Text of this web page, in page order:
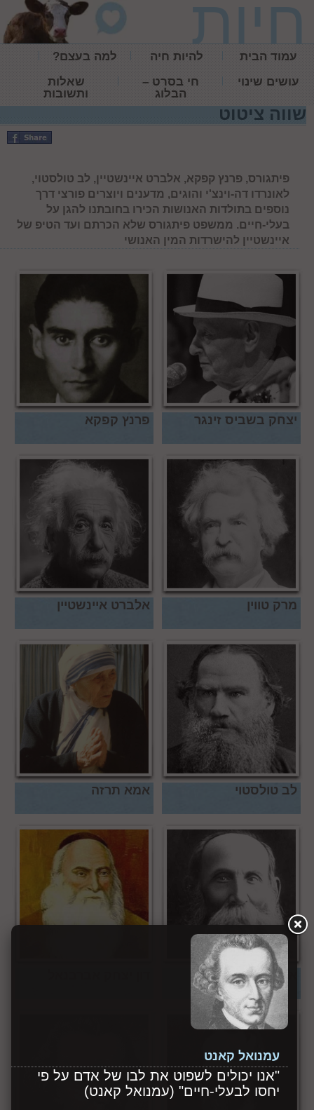
חיות
עמוד הבית להיות חיה
למה בעצם?
עושים שינוי
חי בסרט –
הבלוג
שאלות
ותשובות
שווה ציטוט
פיתגורס, פרנץ קפקא, אלברט איינשטיין, לב טולסטוי,
לאונרדו דה-וינצ'י והוגים, מדענים ויוצרים פורצי דרך
נוספים בתולדות האנושות הכירו בחובתנו להגן על
בעלי-חיים. ממשפט פיתגורס שלא הכרתם ועד הטיפ של
איינשטיין להישרדות המין האנושי
יצחק בשביס זינגר פרנץ קפקא
מרק טווין אלברט איינשטיין
לב טולסטוי אמא תרזה
א.ד גורדון
עמנואל קאנט
"אנו יכולים לשפוט את לבו של אדם על פי
יחסו לבעלי-חיים" (עמנואל קאנט)